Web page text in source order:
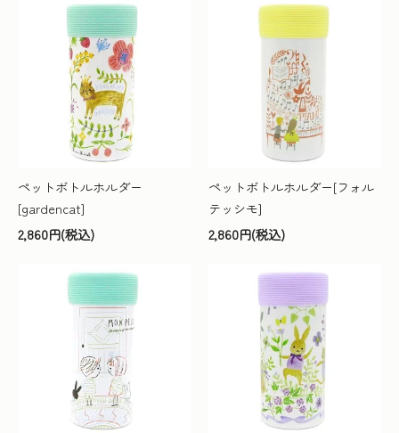
ペットボトルホルダー
[gardencat]
2,860円(税込)
ペットボトルホルダー[フォル
テッシモ]
2,860円(税込)